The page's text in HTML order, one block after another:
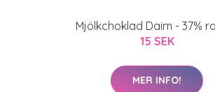
Mjölkchoklad Daim - 37%
15 SEK
MER INFO!